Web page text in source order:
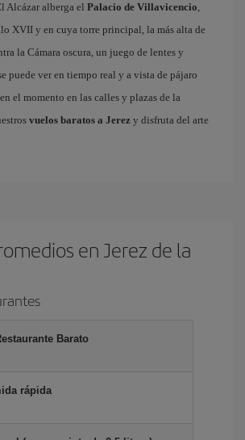
Alcázar alberga el Palacio de Villavicencio,
XVII y en cuya torre principal, la más alta de
la Cámara oscura, un juego de lentes y
puede ver en tiempo real y a vista de pájaro
el momento en las calles y plazas de la
vuelos baratos a Jerez y disfruta del arte
en Jerez de la
Barato
rápida